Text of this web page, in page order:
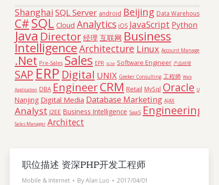
Shanghai SQL Server android Beijing Data Warehouse
C#SQL Cloud Analytics iOS JavaScript Python
Java Director 经理 互联网 Business
IntelligenceArchitecture Linux Account Manager
.Net Pre-Sales Sales EPR SCM Software Engineer 产品经理
SAPERP Digital UNIX Geeker Consulting 工程师 Web
Application DBA EngineerCRM Retail MySql Oracle UI
Nanjing Digital Media Database Marketing AJAX
Analyst J2EE Business Intelligence SaaS Engineering
Sales Manager Architect
职位描述 资深PHP开发工程师
Mobile & Internet ByAlan Luo 2017/04/01